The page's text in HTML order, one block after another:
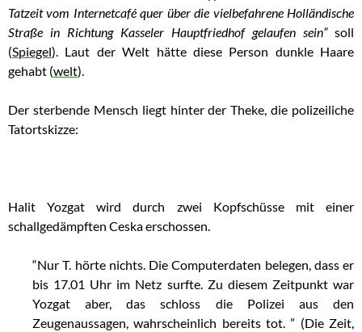
Tatzeit vom Internetcafé quer über die vielbefahrene Holländische
Straße in Richtung Kasseler Hauptfriedhof gelaufen sein”soll
(Spiegel). Laut der Welt hätte diese Person dunkle Haare
gehabt (welt).
Der sterbende Mensch liegt hinter der Theke, die polizeiliche
Tatortskizze:
Halit Yozgat wird durch zwei Kopfschüsse mit einer
schallgedämpften Ceska erschossen.
“Nur T. hörte nichts. Die Computerdaten belegen, dass er
bis 17.01 Uhr im Netz surfte. Zu diesem Zeitpunkt war
Yozgat aber, das schloss die Polizei aus den
Zeugenaussagen, wahrscheinlich bereits tot. ” (Die Zeit,